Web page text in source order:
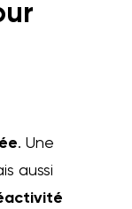
. Une
aussi